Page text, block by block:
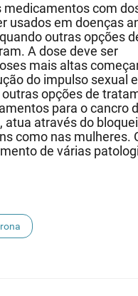
medicamentos com
usados em doenças
outras opções
A dose deve ser
mais altas
do impulso sexual
opções de
para o cancro
através do
como nas mulheres.
de várias